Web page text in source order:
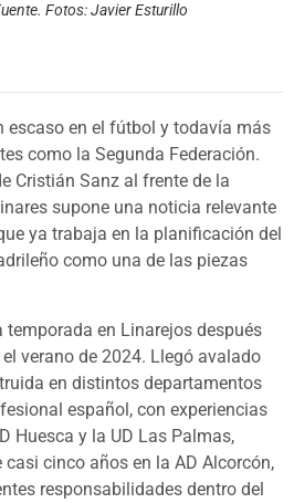
Fotos: Javier Esturillo
escaso en el fútbol y todavía más
como la Segunda Federación.
Cristián Sanz al frente de la
supone una noticia relevante
ya trabaja en la planificación del
como una de las piezas
en Linarejos después
verano de 2024. Llegó avalado
en distintos departamentos
español, con experiencias
Huesca y la UD Las Palmas,
cinco años en la AD Alcorcón,
responsabilidades dentro del